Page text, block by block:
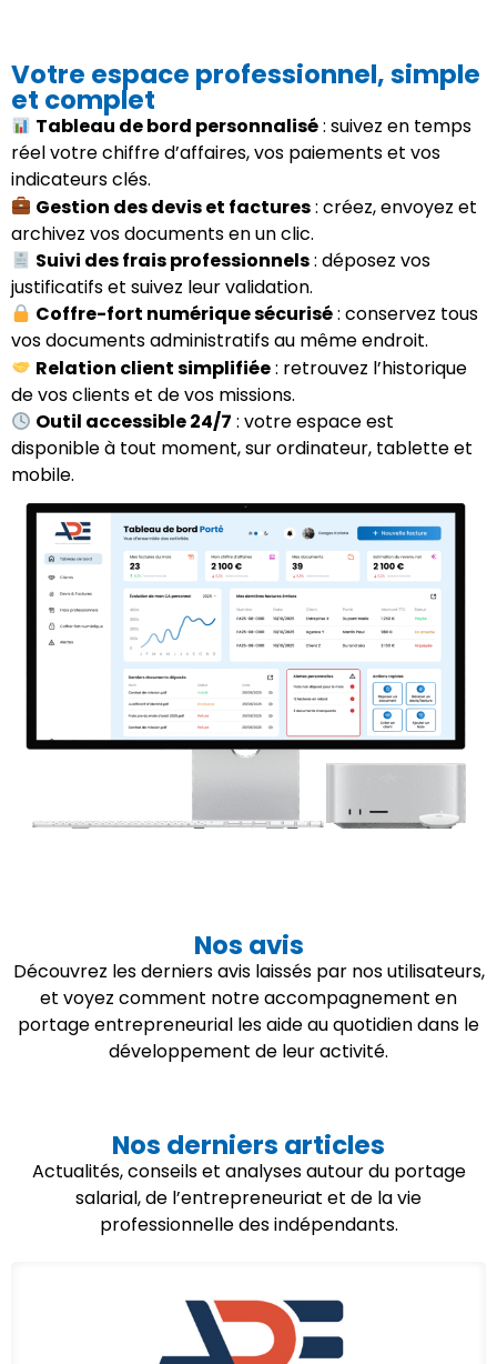
Votre espace professionnel, simple
et complet
Tableau de bord personnalisé: suivez en temps
réel votre chiffre d’affaires, vos paiements et vos
indicateurs clés.
Gestion des devis et factures: créez, envoyez et
archivez vos documents en un clic.
Suivi des frais professionnels: déposez vos
justificatifs et suivez leur validation.
Coffre-fort numérique sécurisé: conservez tous
vos documents administratifs au même endroit.
Relation client simplifiée: retrouvez l’historique
de vos clients et de vos missions.
Outil accessible 24/7 : votre espace est
disponible à tout moment, sur ordinateur, tablette et
mobile.
Nos avis
Découvrez les derniers avis laissés par nos utilisateurs,
et voyez comment notre accompagnement en
portage entrepreneurial les aide au quotidien dans le
développement de leur activité.
Nos derniers articles
Actualités, conseils et analyses autour du portage
salarial, de l’entrepreneuriat et de la vie
professionnelle des indépendants.